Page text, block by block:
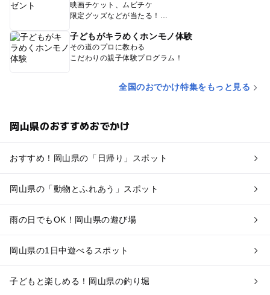
映画チケット、ムビチケ
限定グッズなどが当たる！
子どもがキラめくホンモノ体験
その道のプロに教わる
こだわりの親子体験プログラム！
全国のおでかけ特集をもっと見る
岡山県のおすすめおでかけ
おすすめ！岡山県の「日帰り」スポット
岡山県の「動物とふれあう」スポット
雨の日でもOK！岡山県の遊び場
岡山県の1日中遊べるスポット
子どもと楽しめる！岡山県の釣り堀